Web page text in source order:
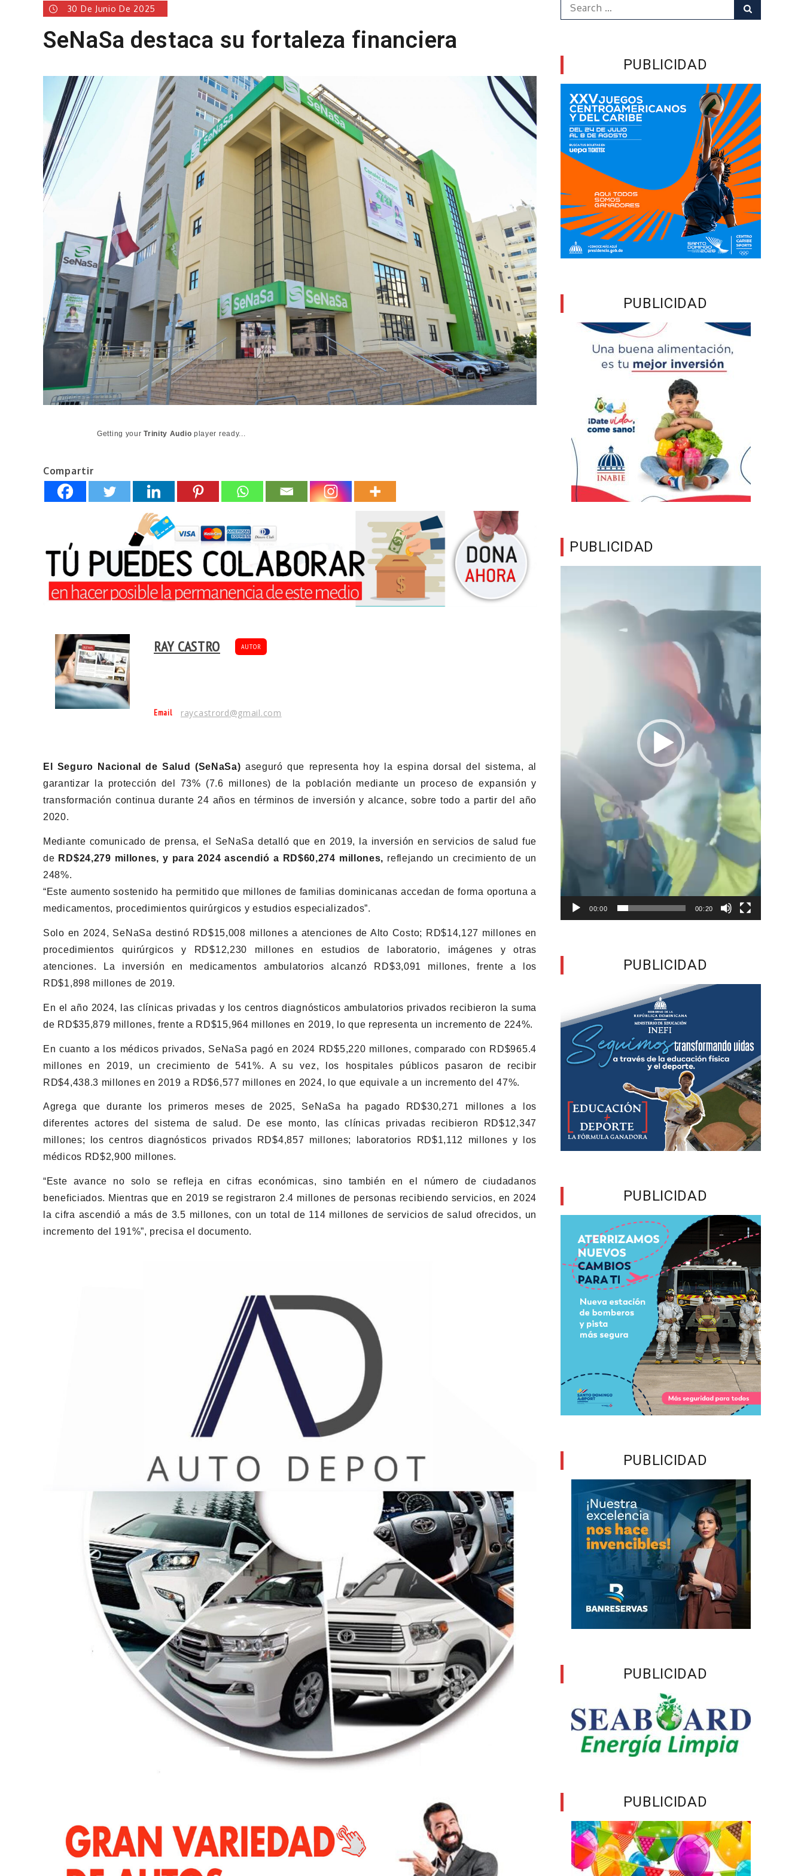
30 De Junio De 2025
SeNaSa destaca su fortaleza financiera
Getting yourTrinity Audio player ready...
Compartir
RAY CASTRO AUTOR
Email raycastrord@gmail.com
El Seguro Nacional de Salud (SeNaSa) aseguró que representa hoy la espina dorsal del sistema, al
garantizar la protección del 73% (7.6 millones) de la población mediante un proceso de expansión y
transformación continua durante 24 años en términos de inversión y alcance, sobre todo a partir del año
2020.
Mediante comunicado de prensa, el SeNaSa detalló que en 2019, la inversión en servicios de salud fue
de RD$24,279 millones, y para 2024 ascendió a RD$60,274 millones, reflejando un crecimiento de un
248%.
“Este aumento sostenido ha permitido que millones de familias dominicanas accedan de forma oportuna a
medicamentos, procedimientos quirúrgicos y estudios especializados”.
Solo en 2024, SeNaSa destinó RD$15,008 millones a atenciones de Alto Costo; RD$14,127 millones en
procedimientos quirúrgicos y RD$12,230 millones en estudios de laboratorio, imágenes y otras
atenciones. La inversión en medicamentos ambulatorios alcanzó RD$3,091 millones, frente a los
RD$1,898 millones de 2019.
En el año 2024, las clínicas privadas y los centros diagnósticos ambulatorios privados recibieron la suma
de RD$35,879 millones, frente a RD$15,964 millones en 2019, lo que representa un incremento de 224%.
En cuanto a los médicos privados, SeNaSa pagó en 2024 RD$5,220 millones, comparado con RD$965.4
millones en 2019, un crecimiento de 541%. A su vez, los hospitales públicos pasaron de recibir
RD$4,438.3 millones en 2019 a RD$6,577 millones en 2024, lo que equivale a un incremento del 47%.
Agrega que durante los primeros meses de 2025, SeNaSa ha pagado RD$30,271 millones a los
diferentes actores del sistema de salud. De ese monto, las clínicas privadas recibieron RD$12,347
millones; los centros diagnósticos privados RD$4,857 millones; laboratorios RD$1,112 millones y los
médicos RD$2,900 millones.
“Este avance no solo se refleja en cifras económicas, sino también en el número de ciudadanos
beneficiados. Mientras que en 2019 se registraron 2.4 millones de personas recibiendo servicios, en 2024
la cifra ascendió a más de 3.5 millones, con un total de 114 millones de servicios de salud ofrecidos, un
incremento del 191%”, precisa el documento.
for:
PUBLICIDAD
PUBLICIDAD
PUBLICIDAD
00:00 00:20
PUBLICIDAD
PUBLICIDAD
PUBLICIDAD
PUBLICIDAD
PUBLICIDAD